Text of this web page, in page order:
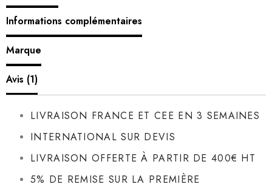
Informations complémentaires
Marque
Avis (1)
LIVRAISON FRANCE ET CEE EN 3 SEMAINES
INTERNATIONAL SUR DEVIS
LIVRAISON OFFERTE À PARTIR DE 400€ HT
5% DE REMISE SUR LA PREMIÈRE